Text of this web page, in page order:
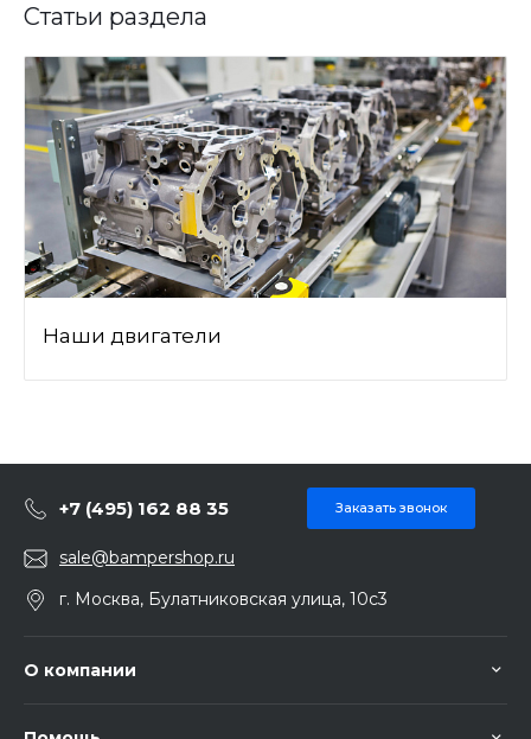
Статьи раздела
Наши двигатели
+7 (495) 162 88 35 Заказать звонок
sale@bampershop.ru
г. Москва, Булатниковская улица, 10с3
О компании